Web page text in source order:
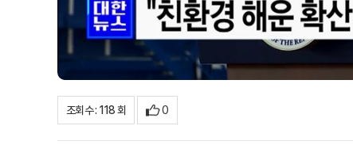
조회수 : 118 회 0